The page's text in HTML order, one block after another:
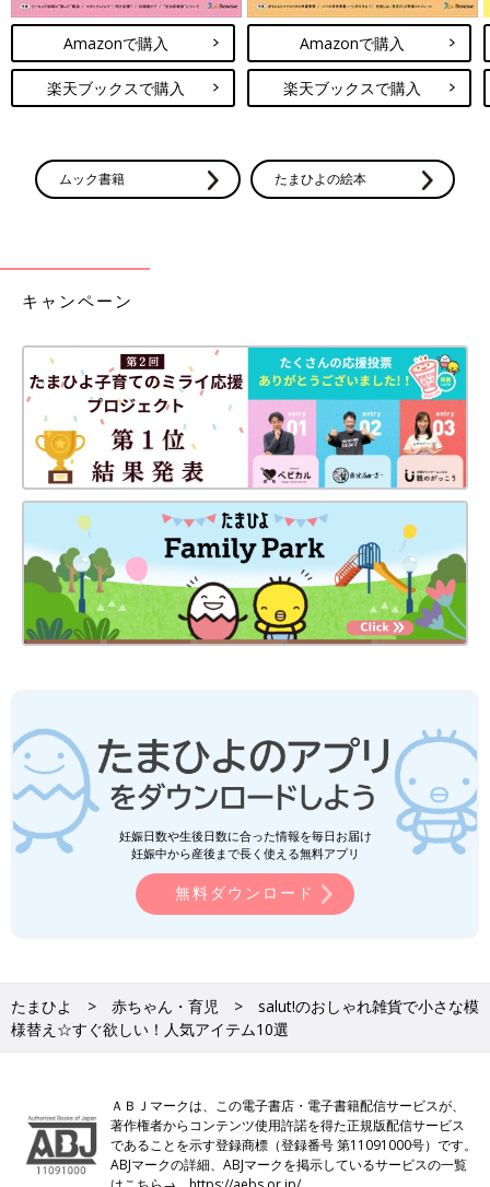
Amazonで購入
楽天ブックスで購入
Amazonで購入
楽天ブックスで購入
ムック書籍 たまひよの絵本
キャンペーン
妊娠日数や生後日数に合った情報を毎日お届け
妊娠中から産後まで長く使える無料アプリ
無料ダウンロード
たまひよ 赤ちゃん・育児
salut!のおしゃれ雑貨で小さな模
様替え☆すぐ欲しい！人気アイテム10選
ＡＢＪマークは、この電子書店・電子書籍配信サービスが、
著作権者からコンテンツ使用許諾を得た正規版配信サービス
であることを示す登録商標（登録番号 第11091000号）です。
ABJマークの詳細、ABJマークを掲示しているサービスの一覧